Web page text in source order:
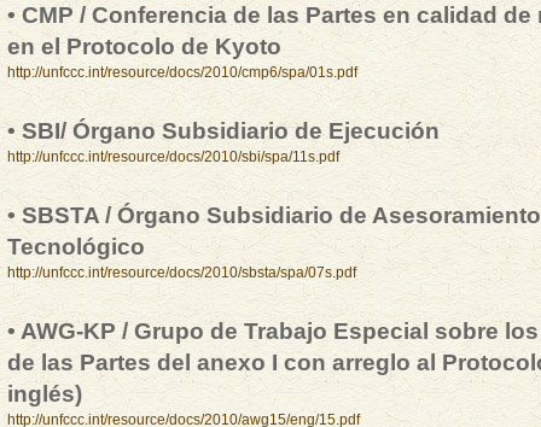
• CMP / Conferencia de las Partes en calidad
en el Protocolo de Kyoto
http://unfccc.int/resource/docs/2010/cmp6/spa/01s.pdf
• SBI/ Órgano Subsidiario de Ejecución
http://unfccc.int/resource/docs/2010/sbi/spa/11s.pdf
• SBSTA / Órgano Subsidiario de
Tecnológico
http://unfccc.int/resource/docs/2010/sbsta/spa/07s.pdf
• AWG-KP / Grupo de Trabajo Especial sobre
de las Partes del anexo I con arreglo al
inglés)
http://unfccc.int/resource/docs/2010/awg15/eng/15.pdf